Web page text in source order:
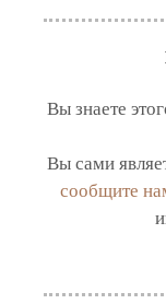
Вы знаете
Вы сами
сообщите